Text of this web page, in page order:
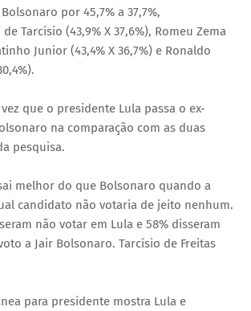
por 45,7% a 37,7%,
Tarcísio (43,9% X 37,6%), Romeu Zema
Junior (43,4% X 36,7%) e Ronaldo
que o presidente Lula passa o ex-
na comparação com as duas
pesquisa.
melhor do que Bolsonaro quando a
candidato não votaria de jeito nenhum.
não votar em Lula e 58% disseram
a Jair Bolsonaro. Tarcísio de Freitas
para presidente mostra Lula e